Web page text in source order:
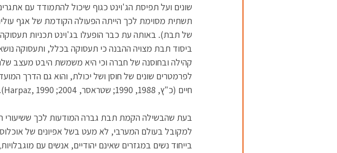
שונים ועל תפיסת הג'וינט כגוף שיכול להתמודד עם
תשתית מסוימת לכך הייתה הפעולה הקודמת של אגף
של תבת). באותה עת כבר הופעלו בג'וינט תכניות תעסוקה
ביסוד תבת מצויה ההבנה כי תעסוקה בכלל, ותעסוקה
קהילה ובחוסנה של חברה וכי היא משמשת היבט מעצב
לפרמטרים שונים של חוסן ושל יכולת, והוא גם הדרך
חיים (כ"ץ, 1988, 1990; שטראסר, 2004; Harpaz, 1990).
בעת שהבשילה הקמת תבת גברה המודעות לכך ששיעורי
למקובל בעולם המערבי, לא מעט בשל אפיונים של
בייחוד נשים במגזרים שאינם יהודיים, אנשים עם